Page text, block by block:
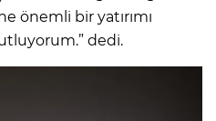
önemli bir yatırımı
dedi.